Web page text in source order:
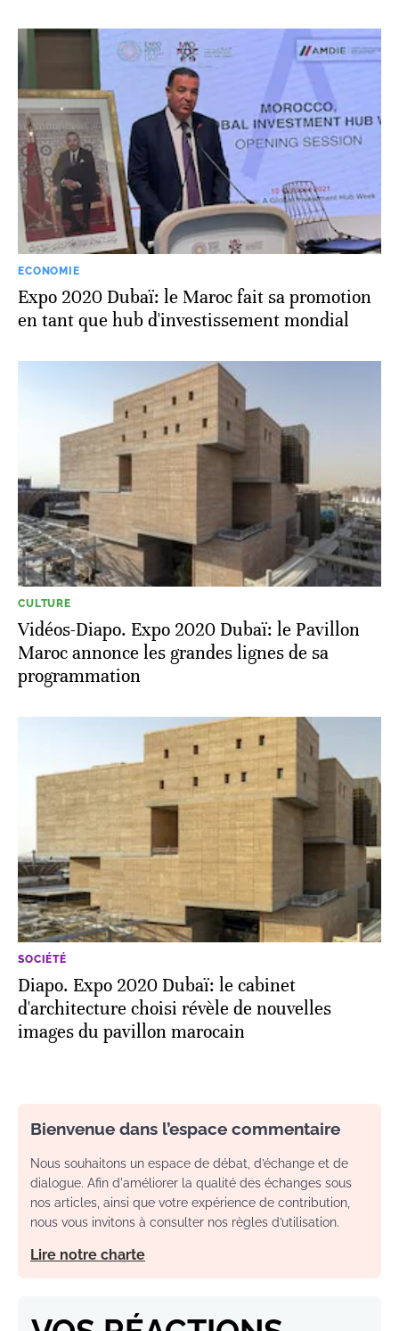
ECONOMIE
Expo 2020 Dubaï: le Maroc fait sa promotion
en tant que hub d'investissement mondial
CULTURE
Vidéos-Diapo. Expo 2020 Dubaï: le Pavillon
Maroc annonce les grandes lignes de sa
programmation
SOCIÉTÉ
Diapo. Expo 2020 Dubaï: le cabinet
d'architecture choisi révèle de nouvelles
images du pavillon marocain
Bienvenue dans l’espace commentaire
Nous souhaitons un espace de débat, d’échange et de
dialogue. Afin d'améliorer la qualité des échanges sous
nos articles, ainsi que votre expérience de contribution,
nous vous invitons à consulter nos règles d’utilisation.
Lire notre charte